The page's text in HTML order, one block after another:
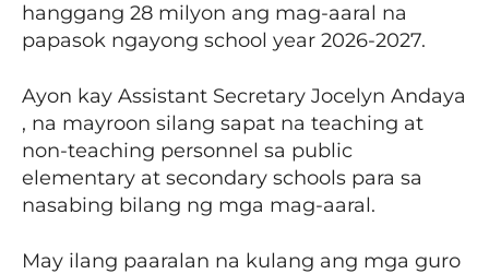
hanggang 28 milyon ang mag-aaral na
papasok ngayong school year 2026-2027.
Ayon kay Assistant Secretary Jocelyn Andaya
, na mayroon silang sapat na teaching at
non-teaching personnel sa public
elementary at secondary schools para sa
nasabing bilang ng mga mag-aaral.
May ilang paaralan na kulang ang mga guro